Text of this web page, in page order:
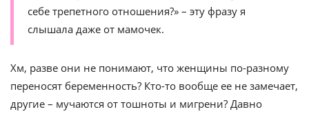
себе трепетного отношения?» – эту фразу я
слышала даже от мамочек.
Хм, разве они не понимают, что женщины по-разному
переносят беременность? Кто-то вообще ее не замечает,
другие – мучаются от тошноты и мигрени? Давно